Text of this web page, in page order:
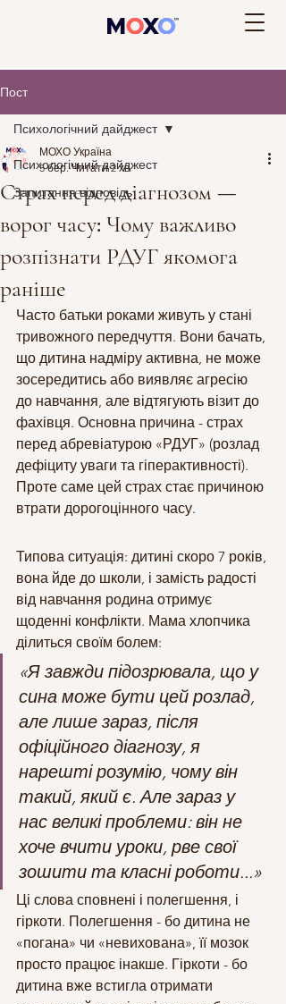
Пост
Психологічний дайджест
Запитання відповідь
Психологічний дайджест
Страх перед діагнозом —
ворог часу: Чому важливо
розпізнати РДУГ якомога
раніше
МОХО Україна
5 бер. Читати 2 хв
Часто батьки роками живуть у стані
тривожного передчуття. Вони бачать,
що дитина надміру активна, не може
зосередитись або виявляє агресію
до навчання, але відтягують візит до
фахівця. Основна причина - страх
перед абревіатурою «РДУГ» (розлад
дефіциту уваги та гіперактивності).
Проте саме цей страх стає причиною
втрати дорогоцінного часу.
Типова ситуація: дитині скоро 7 років,
вона йде до школи, і замість радості
від навчання родина отримує
щоденні конфлікти. Мама хлопчика
ділиться своїм болем:
«Я завжди підозрювала, що у
сина може бути цей розлад,
але лише зараз, після
офіційного діагнозу, я
нарешті розумію, чому він
такий, який є. Але зараз у
нас великі проблеми: він не
хоче вчити уроки, рве свої
зошити та класні роботи...»
Ці слова сповнені і полегшення, і
гіркоти. Полегшення - бо дитина не
«погана» чи «невихована», її мозок
просто працює інакше. Гіркоти - бо
дитина вже встигла отримати